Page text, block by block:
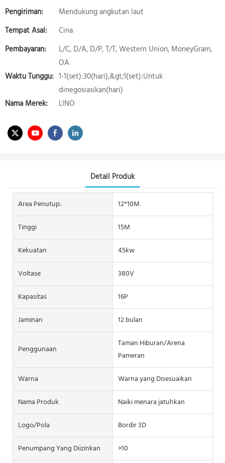
Pengiriman:
Mendukung angkutan laut
Tempat Asal:
Cina
Pembayaran:
L/C, D/A, D/P, T/T, Western Union, MoneyGram,
OA
Waktu Tunggu: 1-1(set):30(hari),&gt;1(set):Untuk
dinegosiasikan(hari)
Nama Merek:
LINO
Detail Produk
Area Penutup:
12*10M
Tinggi
15M
Kekuatan
45kw
Voltase
380V
Kapasitas
16P
Jaminan
12 bulan
Penggunaan
Taman Hiburan/Arena
Pameran
Warna
Warna yang Disesuaikan
Nama Produk
Naiki menara jatuhkan
Logo/pola
Bordir 3D
Penumpang Yang Diizinkan
>10